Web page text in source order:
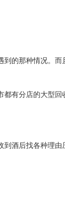
的那种情况。而
有分店的大型
酒后找各种理